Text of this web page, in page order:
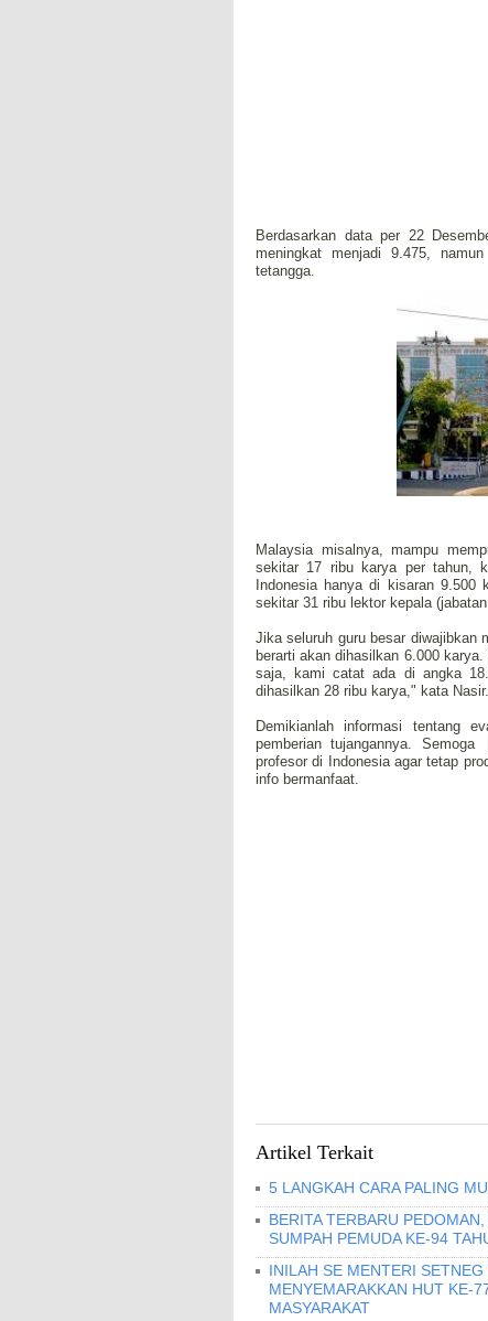
Berdasarkan data per 22
meningkat menjadi 9.475,
tetangga.
Malaysia misalnya, mampu
sekitar 17 ribu karya per tahun,
Indonesia hanya di kisaran 9.500
sekitar 31 ribu lektor kepala
Jika seluruh guru besar diwajibkan
berarti akan dihasilkan 6.000
saja, kami catat ada di angka
dihasilkan 28 ribu karya," kata
Demikianlah informasi tentang
pemberian tujangannya.
profesor di Indonesia agar tetap
info bermanfaat.
Artikel Terkait
5 LANGKAH CARA PALING
BERITA TERBARU
SUMPAH PEMUDA KE-94
INILAH SE MENTERI
MENYEMARAKKAN HUT KE-
MASYARAKAT